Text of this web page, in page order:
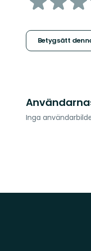
Betygsätt
Inga